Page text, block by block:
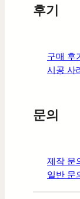
후기
구매 후기
시공 사
문의
제작 문
일반 문